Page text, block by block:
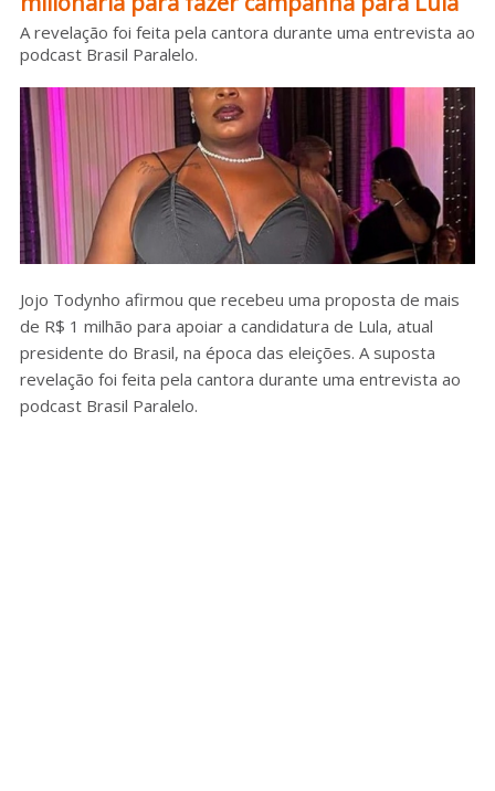
Sobre o HC
A revelação foi feita pela cantora durante uma entrevista ao
podcast Brasil Paralelo.
Jojo Todynho afirmou que recebeu uma proposta de mais
de R$ 1 milhão para apoiar a candidatura de Lula, atual
presidente do Brasil, na época das eleições. A suposta
revelação foi feita pela cantora durante uma entrevista ao
podcast Brasil Paralelo.